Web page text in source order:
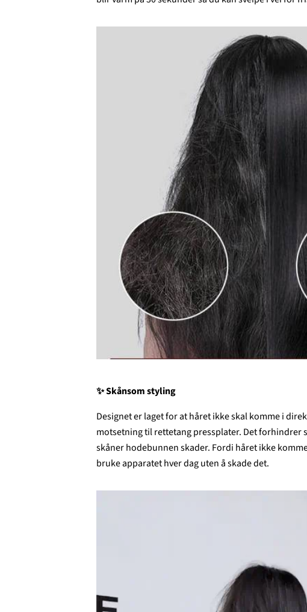
✨Skånsom styling
Designet er laget for at håret ikke skal komme i
motsetning til rettetang pressplater. Det forhindrer
skåner hodebunnen skader. Fordi håret ikke
bruke apparatet hver dag uten å skade det.